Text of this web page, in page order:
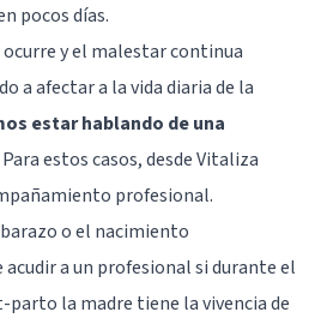
pocos días.
y el malestar continua
a afectar a la vida diaria de la
estar hablando de una
Para estos casos, desdeVitaliza
profesional.
o el nacimiento
a un profesional si durante el
la madre tiene la vivencia de